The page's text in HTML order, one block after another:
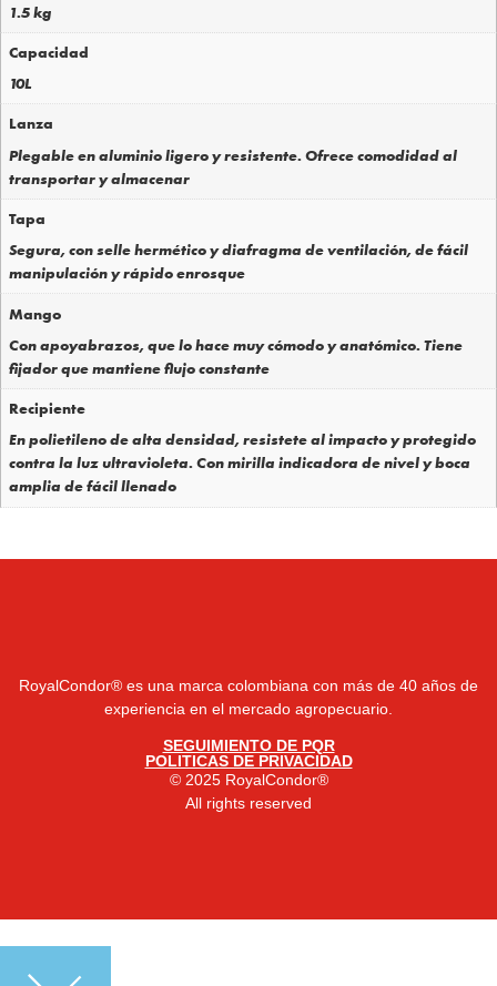
1.5 kg
Capacidad
10L
Lanza
Plegable en aluminio ligero y resistente. Ofrece comodidad al
transportar y almacenar
Tapa
Segura, con selle hermético y diafragma de ventilación, de fácil
manipulación y rápido enrosque
Mango
Con apoyabrazos, que lo hace muy cómodo y anatómico. Tiene
fijador que mantiene flujo constante
Recipiente
En polietileno de alta densidad, resistete al impacto y protegido
contra la luz ultravioleta. Con mirilla indicadora de nivel y boca
amplia de fácil llenado
RoyalCondor® es una marca colombiana con más de 40 años de
experiencia en el mercado agropecuario.
SEGUIMIENTO DE PQR
POLITICAS DE PRIVACIDAD
© 2025 RoyalCondor®
All rights reserved